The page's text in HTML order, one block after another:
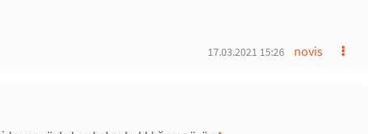
novis
17.03.2021 15:26